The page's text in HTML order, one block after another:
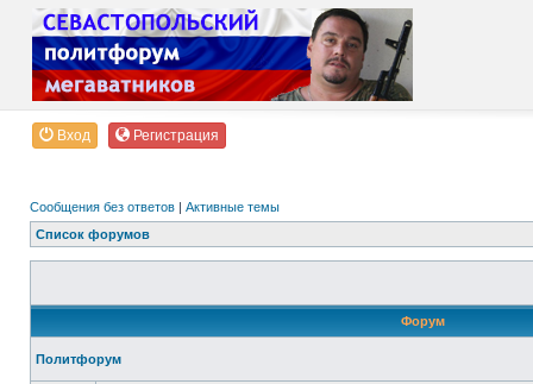
Вход Регистрация
Сообщения без ответов | Активные темы
Список форумов
Форум
Политфорум